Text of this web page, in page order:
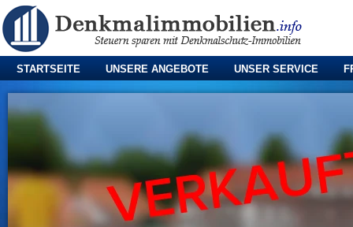
STARTSEITE UNSERE ANGEBOTE UNSER SERVICE